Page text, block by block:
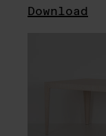
Download